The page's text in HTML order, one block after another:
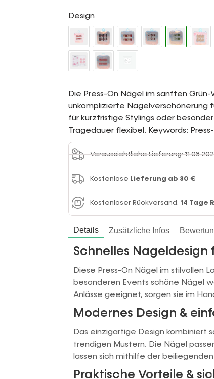
Design
Die Press-On Nägel im sanften
unkomplizierte
für kurzfristige Stylings oder
Tragedauer flexibel. Keywords:
Voraussichtliche Lieferung:
KostenloseLieferung ab 30 €
Kostenloser Rückversand: 14 Tage
Details Zusätzliche Infos
Schnelles Nageldesign
Diese Press-On Nägel im stilvollen
besonderen Events schöne Nägel
Anlässe geeignet, sorgen sie im
Modernes Design &
Das einzigartige Design kombiniert
trendigen Mustern. Die Nägel
lassen sich mithilfe der
Praktische Vorteile &